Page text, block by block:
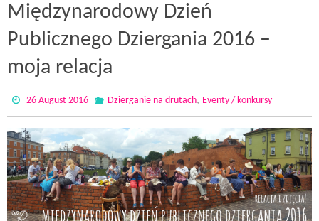
Międzynarodowy Dzień
Publicznego Dziergania 2016 –
moja relacja
26 August 2016 Dzierganie na drutach, Eventy / konkursy